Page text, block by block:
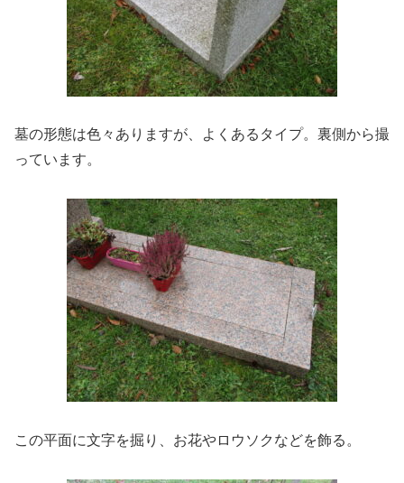
墓の形態は色々ありますが、よくあるタイプ。裏側から撮
っています。
この平面に文字を掘り、お花やロウソクなどを飾る。